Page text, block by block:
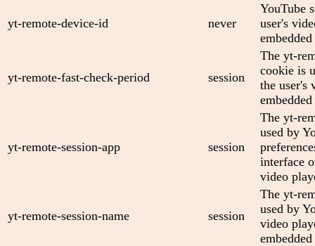
yt-remote-device-id never
YouTube
user's
yt-remote-fast-check-period session
The yt-
cookie is
the user's
yt-remote-session-app session
The yt-
used by
interface
video
yt-remote-session-name session
The yt-
used by
video